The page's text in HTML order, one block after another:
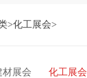
>化工展会>
材展会 化工展会